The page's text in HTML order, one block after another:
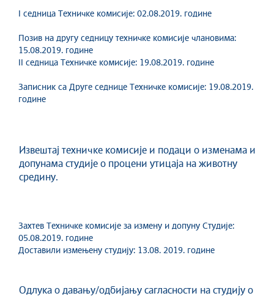
I седница Техничке комисије: 02.08.2019. године
Позив на другу седницу техничке комисије члановима:
15.08.2019. године
II седница Техничке комисије: 19.08.2019. године
Записник са Друге седнице Техничке комисије: 19.08.2019.
године
Извештај техничке комисије и подаци о изменама и
допунама студије о процени утицаја на животну
средину.
Захтев Техничке комисије за измену и допуну Студије:
05.08.2019. године
Доставили измењену студију: 13.08. 2019. године
Одлука о давању/одбијању сагласности на студију о